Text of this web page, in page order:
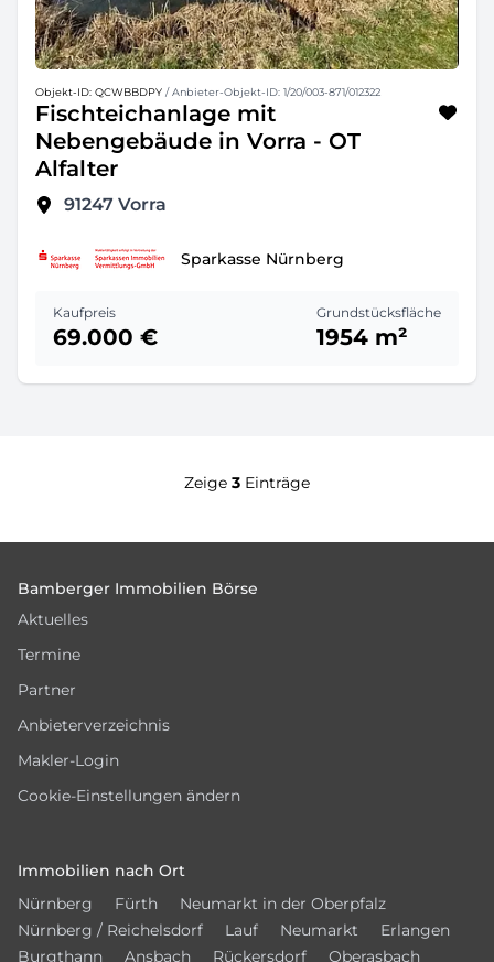
Objekt-ID: QCWBBDPY / Anbieter-Objekt-ID: 1/20/003-871/012322
Fischteichanlage mit
Nebengebäude in Vorra - OT
Alfalter
91247 Vorra
Sparkasse Nürnberg
Kaufpreis
69.000 €
Grundstücksfläche
1954 m²
Zeige 3 Einträge
Bamberger Immobilien Börse
Aktuelles
Termine
Partner
Anbieterverzeichnis
Makler-Login
Cookie-Einstellungen ändern
Immobilien nach Ort
Nürnberg
Fürth
Neumarkt in der Oberpfalz
Nürnberg / Reichelsdorf
Lauf Neumarkt
Erlangen
Burgthann
Ansbach Rückersdorf Oberasbach